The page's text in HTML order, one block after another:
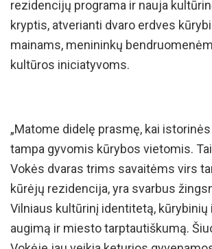
rezidencijų programa ir nauja
kryptis, atverianti dvaro erdves
mainams, menininkų
kultūros iniciatyvoms.
„Matome didelę prasmę, kai
tampa gyvomis kūrybos vietomis.
Vokės dvaras trims savaitėms virs
kūrėjų rezidencija, yra svarbus
Vilniaus kultūrinį identitetą,
augimą ir miesto tarptautiškumą.